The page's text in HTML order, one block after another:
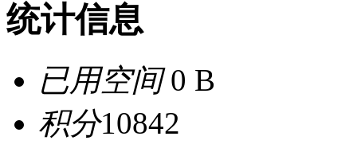
统计信息
已用空间0 B
积分10842